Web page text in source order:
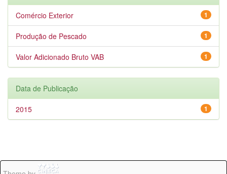
1
Comércio Exterior
1
Produção de Pescado
1
Valor Adicionado Bruto VAB
Data de Publicação
1
2015